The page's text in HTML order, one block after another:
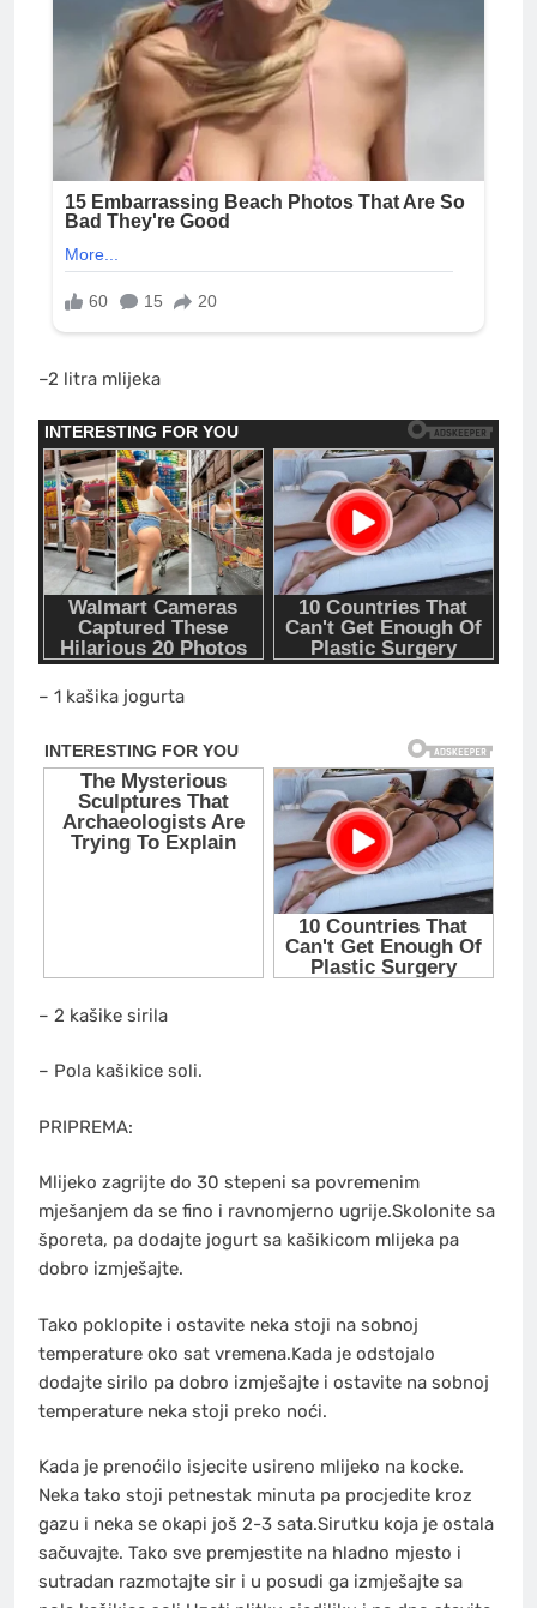
–2 litra mlijeka
– 1 kašika jogurta
– 2 kašike sirila
– Pola kašikice soli.
PRIPREMA:
Mlijeko zagrijte do 30 stepeni sa povremenim
mješanjem da se fino i ravnomjerno ugrije.Skolonite sa
šporeta, pa dodajte jogurt sa kašikicom mlijeka pa
dobro izmješajte.
Tako poklopite i ostavite neka stoji na sobnoj
temperature oko sat vremena.Kada je odstojalo
dodajte sirilo pa dobro izmješajte i ostavite na sobnoj
temperature neka stoji preko noći.
Kada je prenoćilo isjecite usireno mlijeko na kocke.
Neka tako stoji petnestak minuta pa procjedite kroz
gazu i neka se okapi još 2-3 sata.Sirutku koja je ostala
sačuvajte. Tako sve premjestite na hladno mjesto i
sutradan razmotajte sir i u posudi ga izmješajte sa